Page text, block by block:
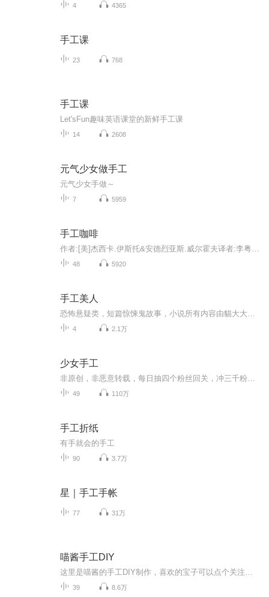
4 4365
手工课
23 768
手工课
Let'sFun趣味英语课堂的新鲜手工课
14 2608
元气少女做手工
元气少女手做～
7 5959
手工咖啡
48 5920
手工美人
4 2.1万
少女手工
49 110万
手工折纸
有手就会的手工
90 3.7万
星｜手工手帐
77 31万
喵酱手工DIY
39 8.6万